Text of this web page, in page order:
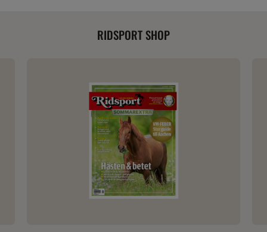
RIDSPORT SHOP